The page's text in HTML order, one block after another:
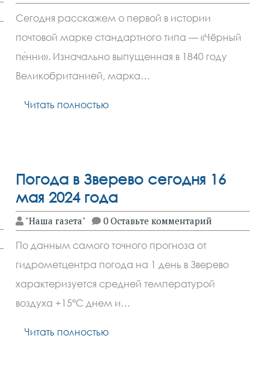
Cегодня расскажем о первой в истории
почтовой марке стандартного типа — «Чёрный
пе́нни». Изначально выпущенная в 1840 году
Великобританией, марка…
Читать полностью
Погода в Зверево сегодня 16
мая 2024 года
"Наша газета" 0 Оставьте комментарий
По данным самого точного прогноза от
гидрометцентра погода на 1 день в Зверево
характеризуется средней температурой
воздуха +15°C днем и…
Читать полностью